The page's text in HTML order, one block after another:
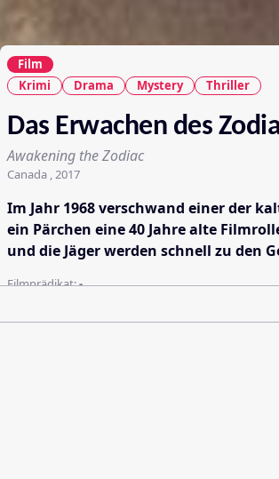
Film
Krimi
Drama Mystery Thriller
Das Erwachen des
Awakening the Zodiac
Canada , 2017
Im Jahr 1968 verschwand einer der
ein Pärchen eine 40 Jahre alte
und die Jäger werden schnell zu den
Filmprädikat:-